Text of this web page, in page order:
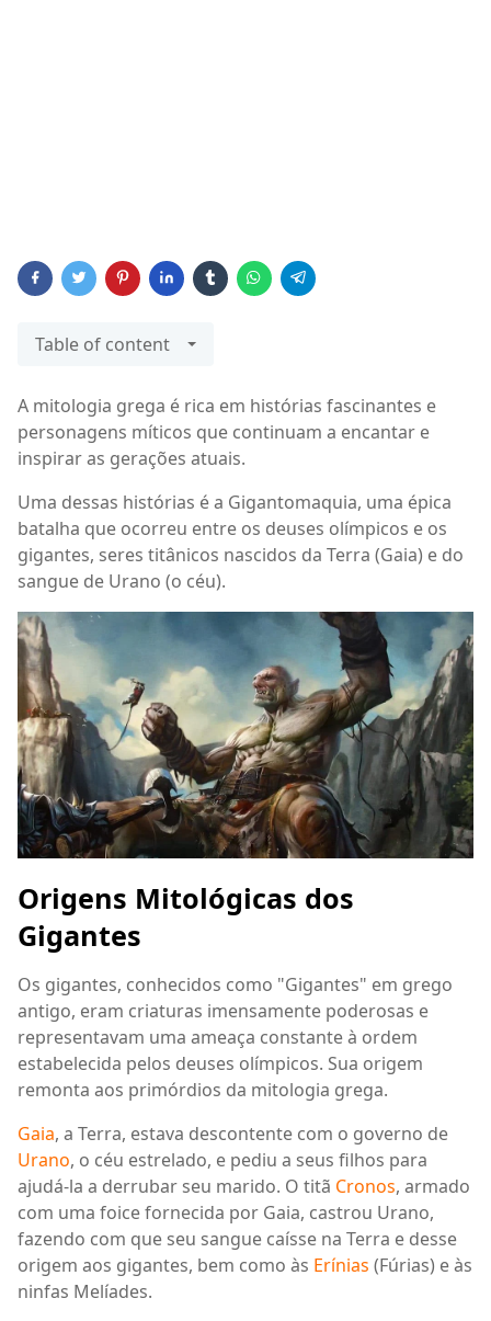
Table of content
A mitologia grega é rica em histórias fascinantes e
personagens míticos que continuam a encantar e
inspirar as gerações atuais.
Uma dessas histórias é a Gigantomaquia, uma épica
batalha que ocorreu entre os deuses olímpicos e os
gigantes, seres titânicos nascidos da Terra (Gaia) e do
sangue de Urano (o céu).
Origens Mitológicas dos
Gigantes
Os gigantes, conhecidos como "Gigantes" em grego
antigo, eram criaturas imensamente poderosas e
representavam uma ameaça constante à ordem
estabelecida pelos deuses olímpicos. Sua origem
remonta aos primórdios da mitologia grega.
Gaia, a Terra, estava descontente com o governo de
Urano, o céu estrelado, e pediu a seus filhos para
ajudá-la a derrubar seu marido. O titã Cronos, armado
com uma foice fornecida por Gaia, castrou Urano,
fazendo com que seu sangue caísse na Terra e desse
origem aos gigantes, bem como às Erínias (Fúrias) e às
ninfas Melíades.